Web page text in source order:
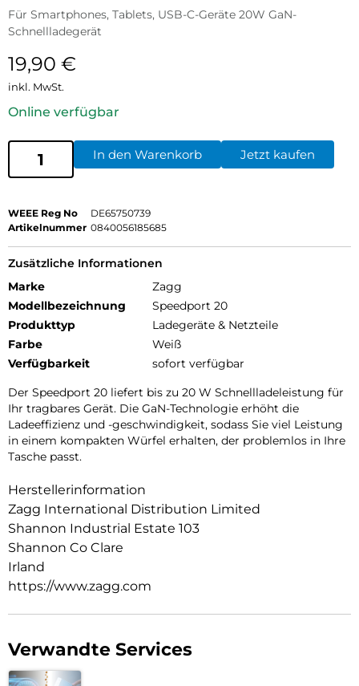
Für Smartphones, Tablets, USB-C-Geräte 20W GaN-
Schnellladegerät
19,90 €
inkl. MwSt.
Online verfügbar
In den Warenkorb Jetzt kaufen
WEEE Reg No
DE65750739
Artikelnummer 0840056185685
Zusätzliche Informationen
Marke
Zagg
Modellbezeichnung
Speedport 20
Produkttyp
Ladegeräte & Netzteile
Farbe
Weiß
Verfügbarkeit
sofort verfügbar
Der Speedport 20 liefert bis zu 20 W Schnellladeleistung für
Ihr tragbares Gerät. Die GaN-Technologie erhöht die
Ladeeffizienz und -geschwindigkeit, sodass Sie viel Leistung
in einem kompakten Würfel erhalten, der problemlos in Ihre
Tasche passt.
Herstellerinformation
Zagg International Distribution Limited
Shannon Industrial Estate 103
Shannon Co Clare
Irland
https://www.zagg.com
Verwandte Services